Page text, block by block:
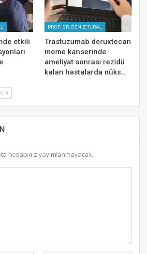
etkili
PROF. DR. DENIZ TURAL
Trastuzumab deruxtecan
meme kanserinde
ameliyat sonrası rezidü
kalan hastalarda nüks…
hesabınız yayımlanmayacak.